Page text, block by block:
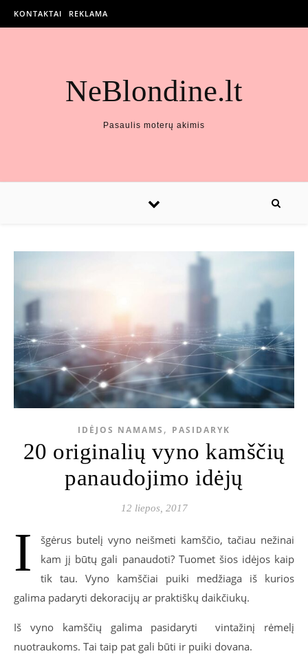
KONTAKTAI REKLAMA
NeBlondine.lt
Pasaulis moterų akimis
IDĖJOS NAMAMS , PASIDARYK
20 originalių vyno kamščių
panaudojimo idėjų
12 liepos, 2017
I
šgėrus butelį vyno neišmeti kamščio, tačiau nežinai
kam jį būtų gali panaudoti? Tuomet šios idėjos kaip
tik tau. Vyno kamščiai puiki medžiaga iš kurios
galima padaryti dekoracijų ar praktiškų daikčiukų.
Iš vyno kamščių galima pasidaryti vintažinį rėmelį
nuotraukoms. Tai taip pat gali būti ir puiki dovana.